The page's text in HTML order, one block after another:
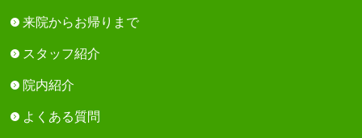
来院からお帰りまで
スタッフ紹介
院内紹介
よくある質問